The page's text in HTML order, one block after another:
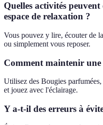
Quelles activités
espace de relaxation ?
Vous pouvez y lire, écouter de
ou simplement vous reposer.
Comment maintenir une
Utilisez des Bougies
et jouez avec l'éclairage.
Y a-t-il des erreurs à